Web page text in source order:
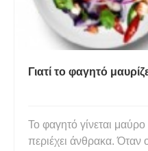
Γιατί το φαγητό
Το φαγητό γίνεται μαύρο
περιέχει άνθρακα. Όταν